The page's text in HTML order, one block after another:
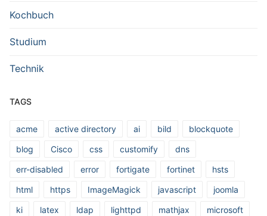
Kochbuch
Studium
Technik
TAGS
acme active directory ai bild
blockquote
blog
Cisco css customify
dns
err-disabled
error fortigate fortinet
hsts
html
https ImageMagick javascript
joomla
ki
latex ldap lighttpd mathjax
microsoft